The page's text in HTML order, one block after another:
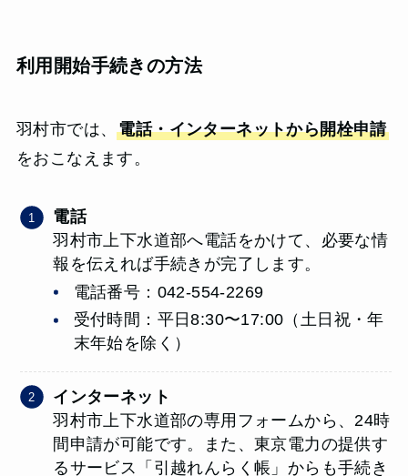
利用開始手続きの方法
羽村市では、電話・インターネットから開栓申請
をおこなえます。
電話
羽村市上下水道部へ電話をかけて、必要な情
報を伝えれば手続きが完了します。
電話番号：042-554-2269
受付時間：平日8:30〜17:00（土日祝・年
末年始を除く）
インターネット
羽村市上下水道部の専用フォームから、24時
間申請が可能です。また、東京電力の提供す
るサービス「引越れんらく帳」からも手続き